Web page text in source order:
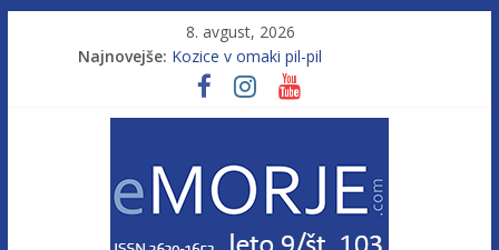
8. avgust, 2026
Najnovejše: Kozice v omaki pil-pil
Leto 9, št. 103; Licenca brez morja
Od morja do gorja 11